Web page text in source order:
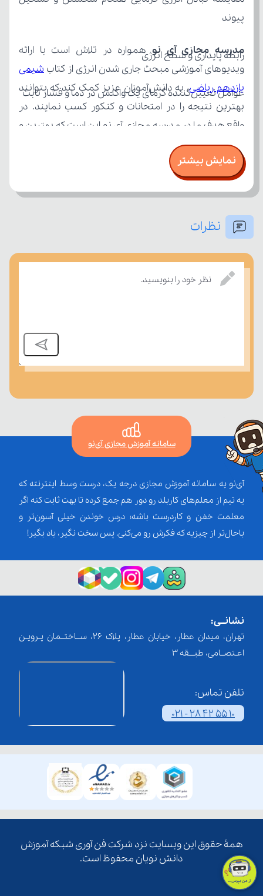
پیوند
رابطه پایداری و سطح انرژی
عوامل تعیین‌کننده گرمای یک واکنش در دما و فشار ثابت
مدرسه مجازی آی نو
ویدیوهای آموزشی مبحث جاری شدن انرژی از کتاب
یازدهم ریاضی
امتحان، میزان تسلط خود را بر مفاهیم درسی بسنجند.
نمایش بیشتر
نظرات
نظر خود را بنویسید.
سامانه آموزش مجازی آی‌نو
آی‌نو یه سامانه آموزش مجازی درجه یک، درست وسط اینترنته که
یه تیم از معلم‌‌های کاربلد رو دور هم جمع کرده تا بهت ثابت کنه اگر
معلمت خفن و کاردرست باشه؛ درس خوندن خیلی آسون‌تر و
باحال‌تر از چیزیه که فکرش رو می‌کنی. پس سخت نگیر، یاد بگیر!
نشانــی:
تهران، میدان عطار، خیابان عطار، پلاک 26، ســاختــمان پـرویـن
اعـتصــامی، طبـــقه 3
تلفن تماس:
021 - 28 42 55 10
همۀ حقوق این وبسایت نزد شرکت فن آوری شبکه آموزش
دانش نویان محفوظ است.